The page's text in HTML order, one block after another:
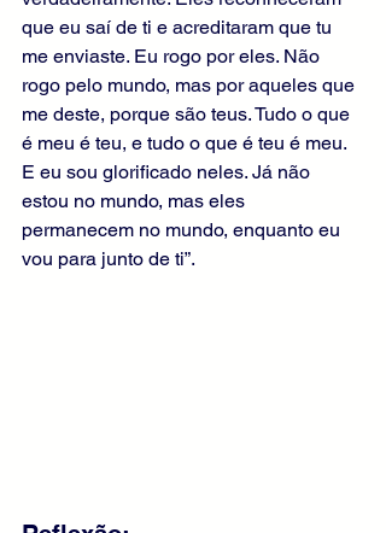
que eu saí de ti e acreditaram que tu
me enviaste. Eu rogo por eles. Não
rogo pelo mundo, mas por aqueles que
me deste, porque são teus. Tudo o que
é meu é teu, e tudo o que é teu é meu.
E eu sou glorificado neles. Já não
estou no mundo, mas eles
permanecem no mundo, enquanto eu
vou para junto de ti”.